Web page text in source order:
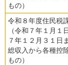
もの）
令和８年度住民税
（令和７年１月１
７年１２月３１日
総収入から各種控
もの）